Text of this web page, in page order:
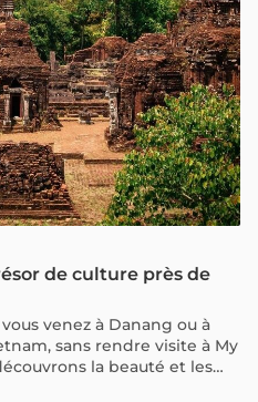
de culture près de
venez à Danang ou à
sans rendre visite à My
la beauté et les
mondial de l’UNESCO !